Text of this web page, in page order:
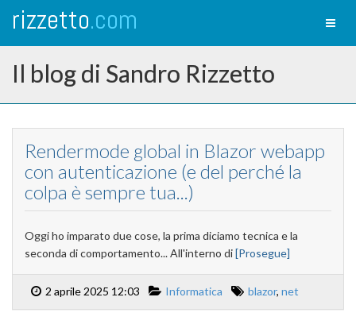
rizzetto.com
Il blog di Sandro Rizzetto
Rendermode global in Blazor webapp
con autenticazione (e del perché la
colpa è sempre tua...)
Oggi ho imparato due cose, la prima diciamo tecnica e la
seconda di comportamento... All'interno di[Prosegue]
2 aprile 2025 12:03 Informatica blazor, net